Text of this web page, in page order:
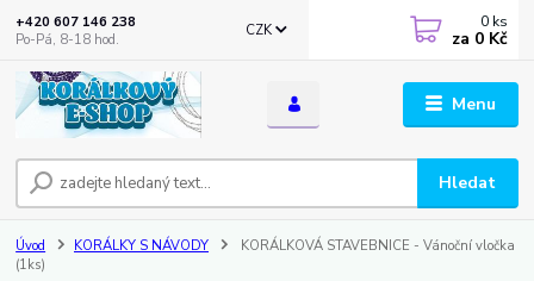
Menu
CZK
Hledat
+420 607 146 238
Po-Pá, 8-18 hod.
0 ks
za 0 Kč
Úvod KORÁLKY S NÁVODY
KORÁLKOVÁ STAVEBNICE - Vánoční vločka
(1ks)